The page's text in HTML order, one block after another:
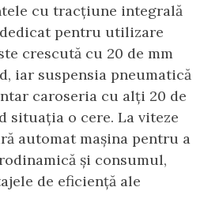
cu tracțiune integrală
pentru utilizare
crescută cu 20 de mm
iar suspensia pneumatică
caroseria cu alți 20 de
situația o cere. La viteze
automat mașina pentru a
și consumul,
de eficiență ale